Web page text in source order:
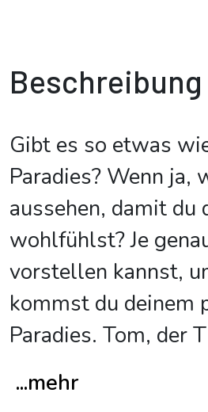
Beschreibung
Gibt es so etwas
Paradies? Wenn ja,
aussehen, damit du
wohlfühlst? Je
vorstellen kannst,
kommst du deinem
Paradies. Tom, der T
...mehr